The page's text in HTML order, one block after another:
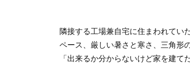
隣接する工場兼自宅に住まわれてい
ペース、厳しい暑さと寒さ、三角形
「出来るか分からないけど家を建て